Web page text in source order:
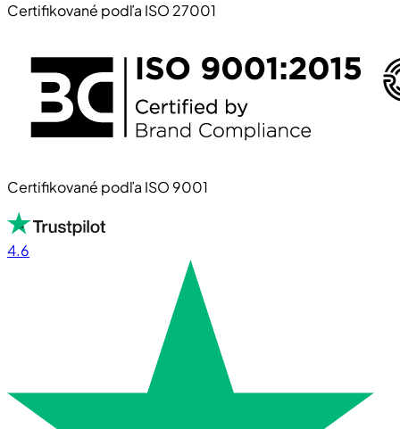
Certifikované podľa ISO 27001
Certifikované podľa ISO 9001
4.6